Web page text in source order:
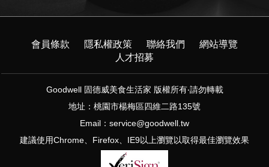
會員條款 隱私權政策 聯絡我們
網站導覽
人才招募
Goodwell 固德威美食生活家 版權所有‧請勿轉載
地址：桃園市楊梅區四維二路135號
Email： service@goodwell.tw
建議使用Chrome、Firefox、IE9以上瀏覽以取得最佳瀏覽效果